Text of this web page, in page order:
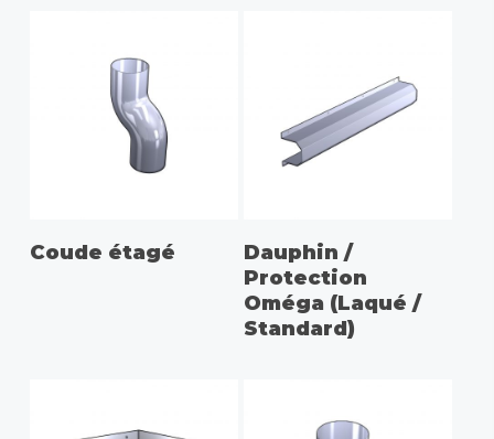
Coude étagé CHOIX DES OPTIONS
Dauphin /
Protection
Oméga (Laqué /
Standard)